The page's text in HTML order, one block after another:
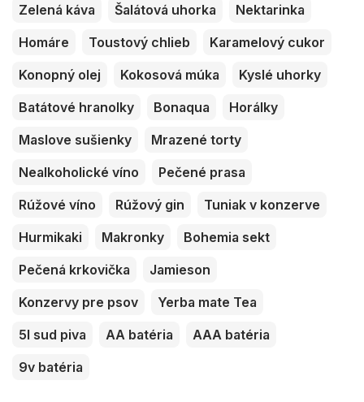
Zelená káva Šalátová uhorka
Nektarinka
Homáre
Toustový chlieb
Karamelový cukor
Konopný olej
Kokosová múka
Kyslé uhorky
Batátové hranolky
Bonaqua
Horálky
Maslove sušienky
Mrazené torty
Nealkoholické víno
Pečené prasa
Rúžové víno
Rúžový gin
Tuniak v konzerve
Hurmikaki
Makronky
Bohemia sekt
Pečená krkovička
Jamieson
Konzervy pre psov
Yerba mate Tea
5l sud piva
AA batéria
AAA batéria
9v batéria